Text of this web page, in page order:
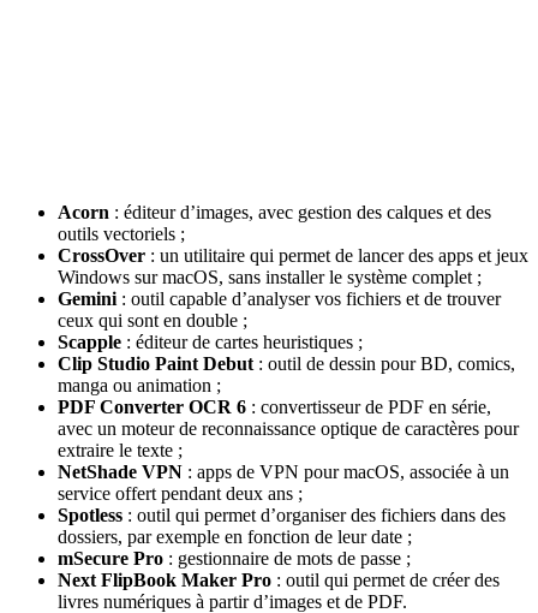
Acorn : éditeur d’images, avec gestion des calques et des
outils vectoriels ;
CrossOver : un utilitaire qui permet de lancer des apps et jeux
Windows sur macOS, sans installer le système complet ;
Gemini : outil capable d’analyser vos fichiers et de trouver
ceux qui sont en double ;
Scapple : éditeur de cartes heuristiques ;
Clip Studio Paint Debut : outil de dessin pour BD, comics,
manga ou animation ;
PDF Converter OCR 6 : convertisseur de PDF en série,
avec un moteur de reconnaissance optique de caractères pour
extraire le texte ;
NetShade VPN : apps de VPN pour macOS, associée à un
service offert pendant deux ans ;
Spotless : outil qui permet d’organiser des fichiers dans des
dossiers, par exemple en fonction de leur date ;
mSecure Pro : gestionnaire de mots de passe ;
Next FlipBook Maker Pro : outil qui permet de créer des
livres numériques à partir d’images et de PDF.